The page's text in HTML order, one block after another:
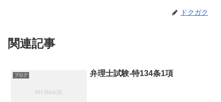
ドクガク
関連記事
ブログ 弁理士試験-特134条1項